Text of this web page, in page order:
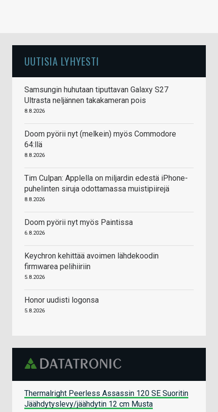
UUTISIA LYHYESTI
Samsungin huhutaan tiputtavan Galaxy S27
Ultrasta neljännen takakameran pois
8.8.2026
Doom pyörii nyt (melkein) myös Commodore
64:llä
8.8.2026
Tim Culpan: Applella on miljardin edestä iPhone-
puhelinten siruja odottamassa muistipiirejä
8.8.2026
Doom pyörii nyt myös Paintissa
6.8.2026
Keychron kehittää avoimen lähdekoodin
firmwarea pelihiiriin
5.8.2026
Honor uudisti logonsa
5.8.2026
Thermalright Peerless Assassin 120 SE Suoritin
Jäähdytyslevy/jäähdytin 12 cm Musta